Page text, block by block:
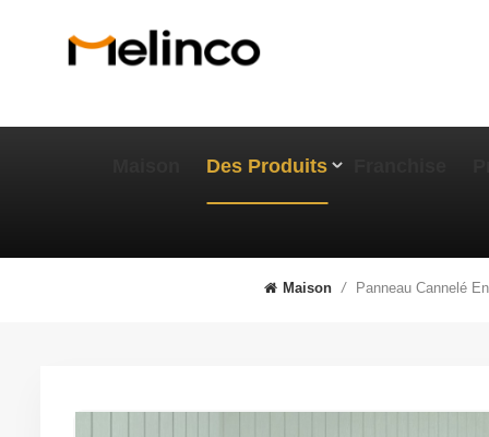
Des Produits
Maison / Panneau Cannelé